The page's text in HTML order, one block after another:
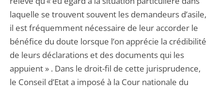
laquelle se trouvent souvent les demandeurs d’asile,
il est fréquemment nécessaire de leur accorder le
bénéfice du doute lorsque l’on apprécie la crédibilité
de leurs déclarations et des documents qui les
appuient » . Dans le droit-fil de cette jurisprudence,
le Conseil d’Etat a imposé à la Cour nationale du